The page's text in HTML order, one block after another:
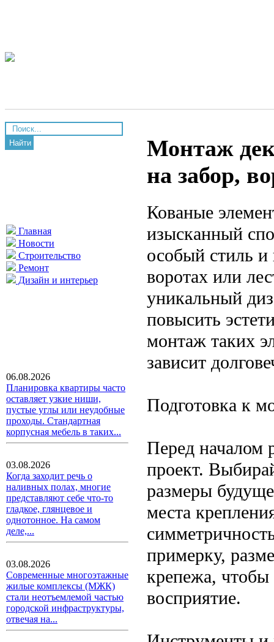
Найти
Главная
Новости
Строительство
Ремонт
Дизайн и интерьер
06.08.2026
Планировка квартиры часто
оставляет узкие ниши,
пустые углы или неудобные
проходы. Стандартная
корпусная мебель в таких...
03.08.2026
Когда заходит речь о
наливных полах, многие
представляют себе что-то
гладкое, глянцевое и
однотонное. На самом
деле,...
03.08.2026
Современные многоэтажные
жилые комплексы (МЖК)
стали неотъемлемой частью
городской инфраструктуры,
отвечая на...
Монтаж
на забор,
Кованые
изысканный
особый стиль
воротах или
уникальный
повысить
монтаж таких
зависит
Подготовка к
Перед началом
проект.
размеры
места
примерку,
крепежа, чтобы
восприятие.